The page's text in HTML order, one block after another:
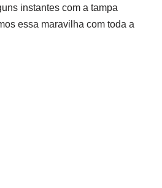
instantes com a tampa
essa maravilha com toda a